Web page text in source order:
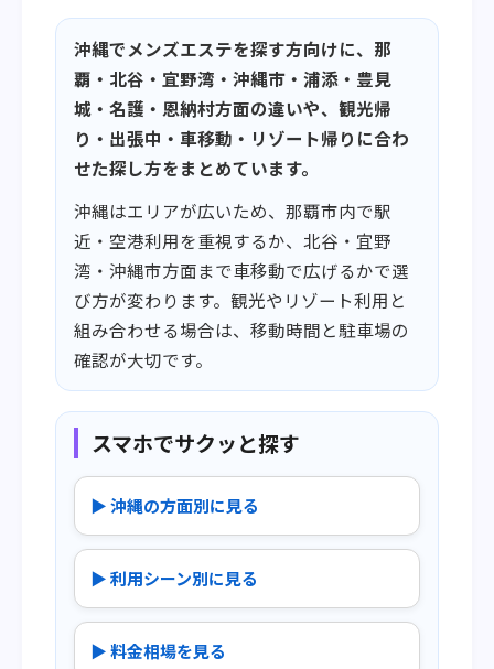
沖縄でメンズエステを探す方向けに、那
覇・北谷・宜野湾・沖縄市・浦添・豊見
城・名護・恩納村方面の違いや、観光帰
り・出張中・車移動・リゾート帰りに合わ
せた探し方をまとめています。
沖縄はエリアが広いため、那覇市内で駅
近・空港利用を重視するか、北谷・宜野
湾・沖縄市方面まで車移動で広げるかで選
び方が変わります。観光やリゾート利用と
組み合わせる場合は、移動時間と駐車場の
確認が大切です。
スマホでサクッと探す
▶ 沖縄の方面別に見る
▶ 利用シーン別に見る
▶ 料金相場を見る